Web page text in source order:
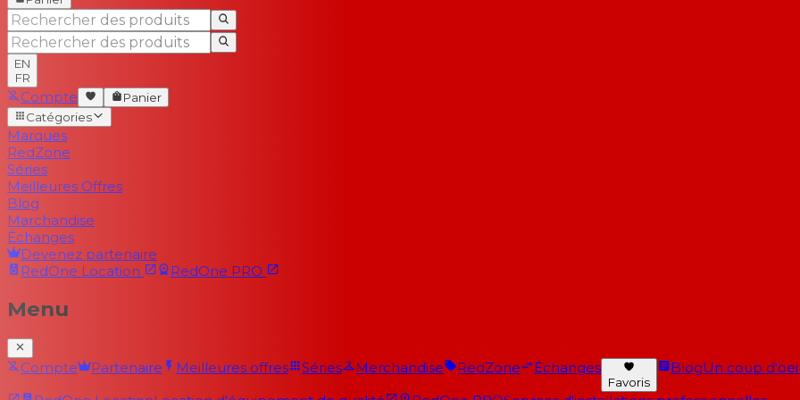
EN
FR
Compte
Panier
Catégories
Marques
RedZone
Séries
Meilleures Offres
Blog
Marchandise
Échanges
Devenez partenaire
RedOne Location RedOne PRO
Menu
Compte Partenaire Meilleures offres Séries Merchandise RedZone Échanges
Favoris
BlogUn coup